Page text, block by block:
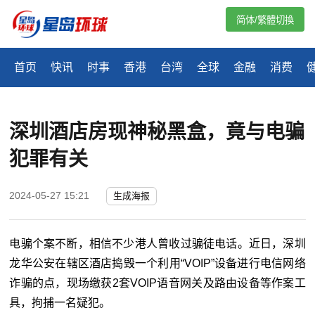
首页 快讯 时事 香港 台湾 全球 金融 消费
简体/繁體切換
深圳酒店房现神秘黑盒，竟与电骗
犯罪有关
2024-05-27 15:21 生成海报
电骗个案不断，相信不少港人曾收过骗徒电话。近日，深圳
龙华公安在辖区酒店捣毁一个利用“VOIP”设备进行电信网络
诈骗的点，现场缴获2套VOIP语音网关及路由设备等作案工
具，拘捕一名疑犯。